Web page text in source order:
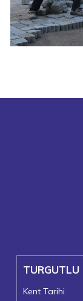
TURGUTLU
Kent Tarihi